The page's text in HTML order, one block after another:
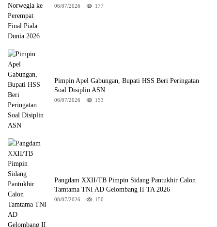
06/07/2026 177
Pimpin Apel Gabungan, Bupati HSS Beri Peringatan
Soal Disiplin ASN
06/07/2026 153
Pangdam XXII/TB Pimpin Sidang Pantukhir Calon
Tamtama TNI AD Gelombang II TA 2026
08/07/2026 150